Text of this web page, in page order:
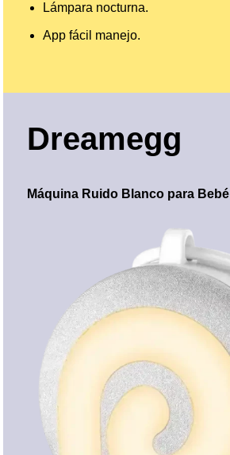
Lámpara nocturna.
App fácil manejo.
Dreamegg
Máquina Ruido Blanco para Bebé